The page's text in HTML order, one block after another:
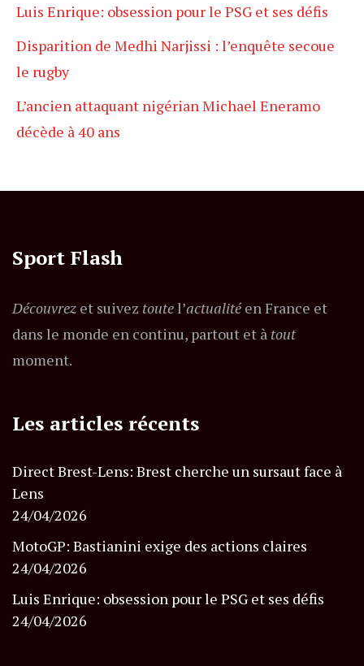
Luis Enrique: obsession pour le PSG et ses défis
Disparition de Medhi Narjissi : l’enquête secoue
le rugby
L’ancien attaquant nigérian Michael Eneramo
décède à 40 ans
Sport Flash
Découvrez et suivez toutel’actualitéen France et
dans le monde en continu, partout et à tout
moment.
Les articles récents
Direct Brest-Lens: Brest cherche un sursaut face à
Lens
24/04/2026
MotoGP: Bastianini exige des actions claires
24/04/2026
Luis Enrique: obsession pour le PSG et ses défis
24/04/2026